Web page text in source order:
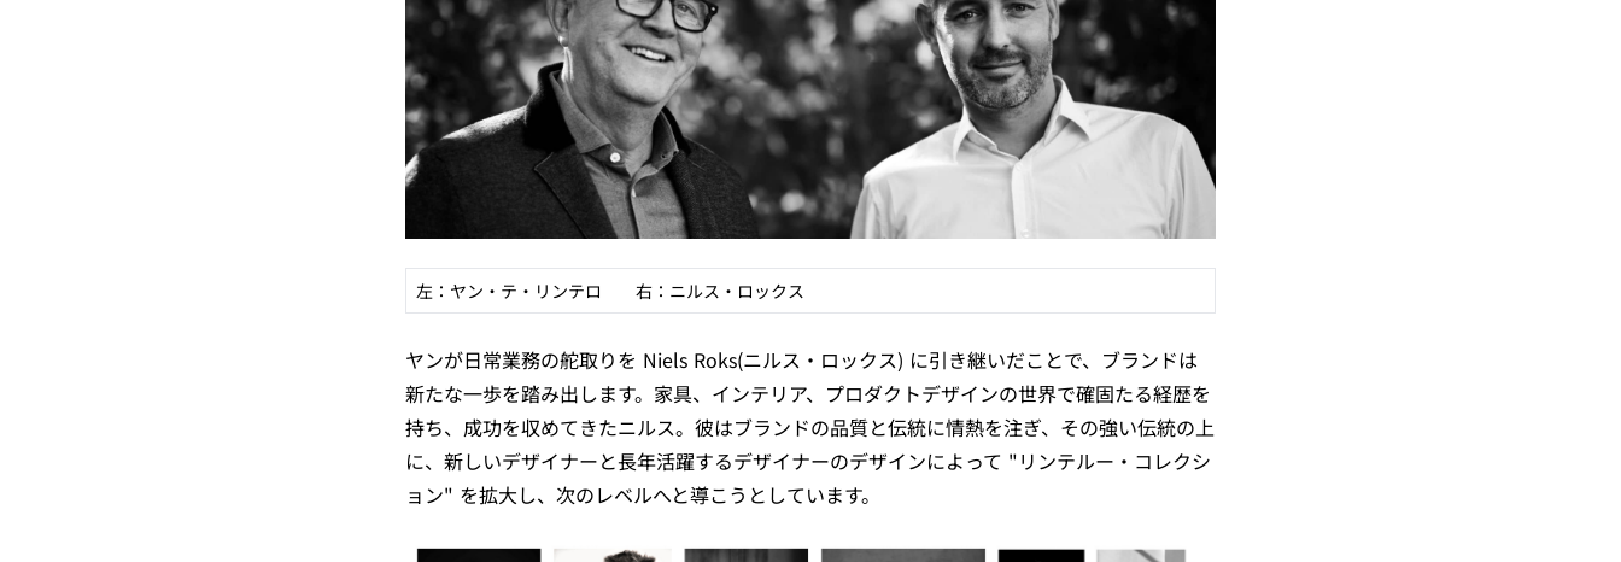
左：ヤン・テ・リンテロ 右：ニルス・ロックス
ヤンが日常業務の舵取りを Niels Roks(ニルス・ロックス) に引き継いだことで、ブランドは
新たな一歩を踏み出します。家具、インテリア、プロダクトデザインの世界で確固たる経歴を
持ち、成功を収めてきたニルス。彼はブランドの品質と伝統に情熱を注ぎ、その強い伝統の上
に、新しいデザイナーと長年活躍するデザイナーのデザインによって "リンテルー・コレクシ
ョン" を拡大し、次のレベルへと導こうとしています。